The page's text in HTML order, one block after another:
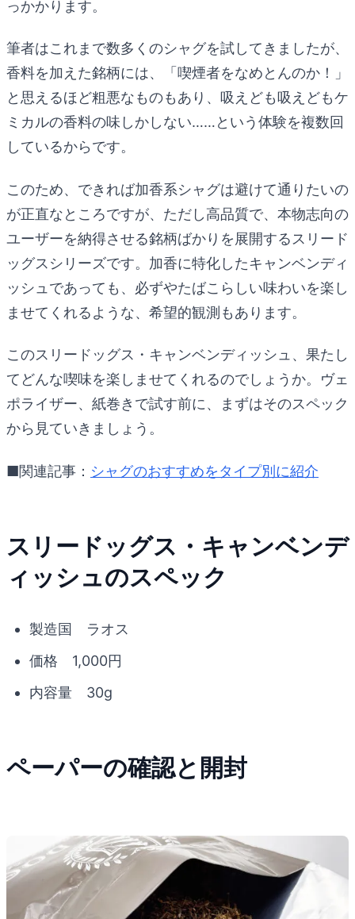
っかかります。
筆者はこれまで数多くのシャグを試してきましたが、
香料を加えた銘柄には、「喫煙者をなめとんのか！」
と思えるほど粗悪なものもあり、吸えども吸えどもケ
ミカルの香料の味しかしない……という体験を複数回
しているからです。
このため、できれば加香系シャグは避けて通りたいの
が正直なところですが、ただし高品質で、本物志向の
ユーザーを納得させる銘柄ばかりを展開するスリード
ッグスシリーズです。加香に特化したキャンベンディ
ッシュであっても、必ずやたばこらしい味わいを楽し
ませてくれるような、希望的観測もあります。
このスリードッグス・キャンベンディッシュ、果たし
てどんな喫味を楽しませてくれるのでしょうか。ヴェ
ポライザー、紙巻きで試す前に、まずはそのスペック
から見ていきましょう。
■関連記事： シャグのおすすめをタイプ別に紹介
スリードッグス・キャンベンデ
ィッシュのスペック
製造国 ラオス
価格 1,000円
内容量 30g
ペーパーの確認と開封